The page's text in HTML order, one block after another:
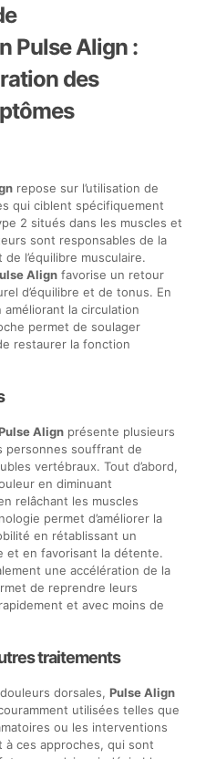
Pulse Align :
des
repose sur l’utilisation de
qui ciblent spécifiquement
2 situés dans les muscles et
sont responsables de la
l’équilibre musculaire.
Alignfavorise un retour
d’équilibre et de tonus. En
la circulation
permet de soulager
restaurer la fonction
Alignprésente plusieurs
personnes souffrant de
vertébraux. Tout d’abord,
en diminuant
relâchant les muscles
permet d’améliorer la
en rétablissant un
et en favorisant la détente.
une accélération de la
de reprendre leurs
et avec moins de
traitements
dorsales, Pulse Align
utilisées telles que
ou les interventions
à ces approches, qui sont